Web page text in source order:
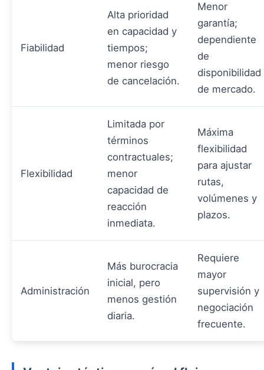
Fiabilidad
Alta prioridad
en capacidad y
tiempos;
menor riesgo
de cancelación.
Menor
garantía;
dependiente
de
disponibilidad
de mercado.
Flexibilidad
Limitada por
términos
contractuales;
menor
capacidad de
reacción
inmediata.
Máxima
flexibilidad
para ajustar
rutas,
volúmenes y
plazos.
Administración
Más burocracia
inicial, pero
menos gestión
diaria.
Requiere
mayor
supervisión y
negociación
frecuente.